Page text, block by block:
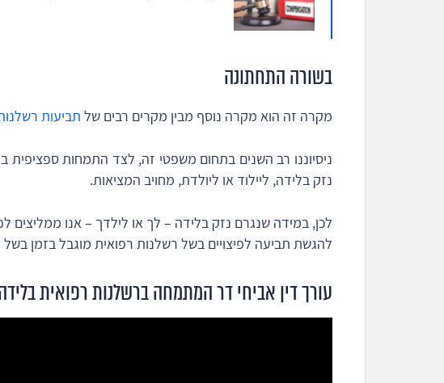
בשורה התחתונה
מקרה זה הוא מקרה נוסף מבין מקרים רבים של תביעות
ניסיוננו רב השנים בתחום משפטי זה, לצד התמחות ספציפית
נזק בלידה, ליילוד או ליולדת, מחויב המציאות.
לכן, במידה שנגרם נזק בלידה – לך או לילדך – אנו ממליצים
להגשת תביעה לפיצויים בשל רשלנות רפואית מוגבל בזמן בשל
עורך דין אביחי דר המתמחה ברשלנות רפואית